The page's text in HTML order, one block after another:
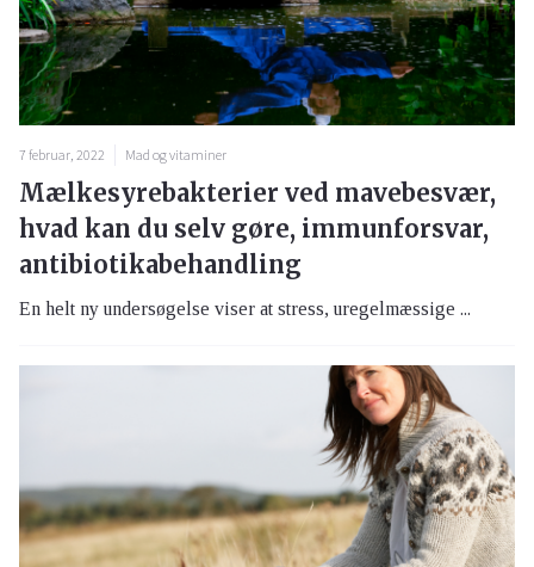
7 februar, 2022 Mad og vitaminer
Mælkesyrebakterier ved mavebesvær,
hvad kan du selv gøre, immunforsvar,
antibiotikabehandling
En helt ny undersøgelse viser at stress, uregelmæssige ...